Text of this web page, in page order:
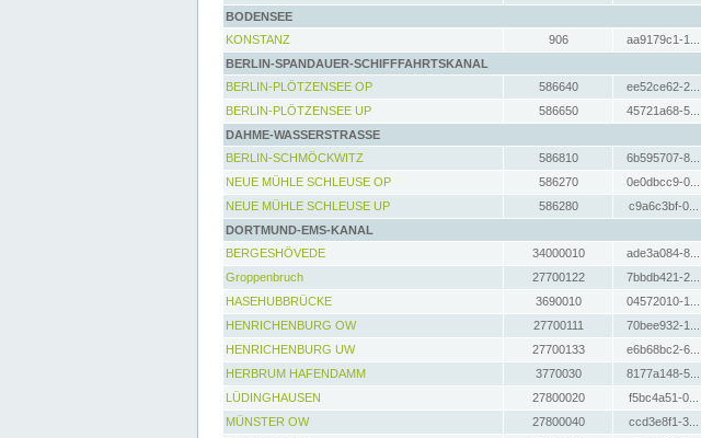
BODENSEE
KONSTANZ
906 aa9179c1-1...
BERLIN-SPANDAUER-SCHIFFFAHRTSKANAL
BERLIN-PLÖTZENSEE OP
586640 ee52ce62-2...
BERLIN-PLÖTZENSEE UP
586650 45721a68-5...
DAHME-WASSERSTRASSE
BERLIN-SCHMÖCKWITZ
586810 6b595707-8...
NEUE MÜHLE SCHLEUSE OP
586270 0e0dbcc9-0...
NEUE MÜHLE SCHLEUSE UP
586280 c9a6c3bf-0...
DORTMUND-EMS-KANAL
BERGESHÖVEDE
34000010 ade3a084-8...
Groppenbruch
27700122 7bbdb421-2...
HASEHUBBRÜCKE
3690010 04572010-1...
HENRICHENBURG OW
27700111 70bee932-1...
HENRICHENBURG UW
27700133 e6b68bc2-6...
HERBRUM HAFENDAMM
3770030 8177a148-5...
LÜDINGHAUSEN
27800020 f5bc4a51-0...
MÜNSTER OW
27800040 ccd3e8f1-3...